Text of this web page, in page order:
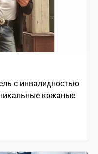
с инвалидностью
кожаные